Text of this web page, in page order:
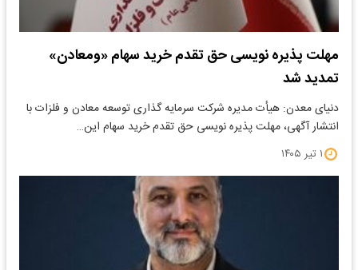
مهلت پذیره نویسی حق تقدم خرید سهام «ومعادن»
تمدید شد
دنیای معدن: هیأت مدیره شرکت سرمایه گذاری توسعه معادن و فلزات با
انتشار آگهی، مهلت پذیره نویسی حق تقدم خرید سهام این…
۱ تیر ۱۴۰۵